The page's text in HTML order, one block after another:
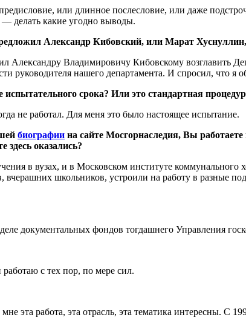
или длинное послесловие, или даже
делать какие угодно выводы.
Александр Кибовский, или Марат
Владимировичу Кибовскому возглавить
руководителя нашего департамента. И спросил, что я
срока? Или это стандартная
не работал. Для меня это было настоящее испытание.
биографии на сайте Мосгорнаследия, Вы
оказались?
в вузах, и в Московском институте коммунального
вчерашних школьников, устроили на работу в
документальных фондов тогдашнего Управления
с тех пор, по мере сил.
эта работа, эта отрасль, эта тематика интересны. С